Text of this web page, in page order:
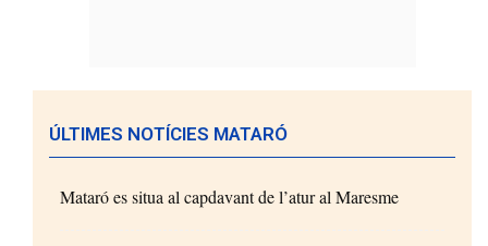
ÚLTIMES NOTÍCIES MATARÓ
Mataró es situa al capdavant de l’atur al Maresme